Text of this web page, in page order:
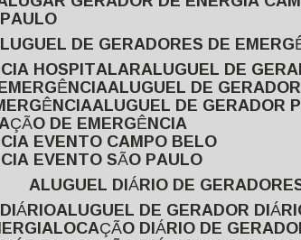
ALUGUEL DE GERADORES DE
HOSPITALAR ALUGUEL DE
ALUGUEL DE
ALUGUEL DE GERADOR
DE EMERGÊNCIA
EVENTO CAMPO BELO
EVENTO SÃO PAULO
ALUGUEL DIÁRIO DE
ALUGUEL DE GERADOR
LOCAÇÃO DIÁRIO DE